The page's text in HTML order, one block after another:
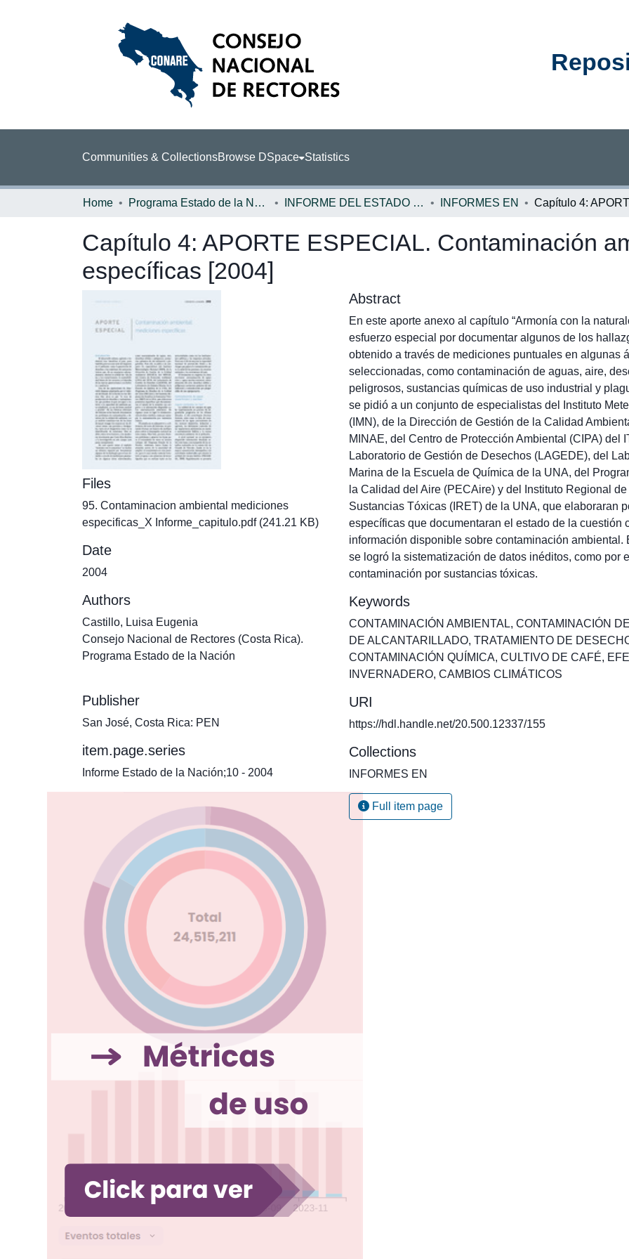
Communities & CollectionsBrowse DSpace Statistics
Home Programa Estado de la Nación (PEN) INFORME DEL ESTADO DE LA NACION INFORMES EN
Capítulo 4: APORTE ESPECIAL. Contaminación
específicas [2004]
Files
95. Contaminacion ambiental mediciones
especificas_X Informe_capitulo.pdf(241.21 KB)
Date
2004
Authors
Castillo, Luisa Eugenia
Consejo Nacional de Rectores (Costa Rica).
Programa Estado de la Nación
Publisher
San José, Costa Rica: PEN
item.page.series
Informe Estado de la Nación;10 - 2004
Abstract
En este aporte anexo al capítulo “Armonía con la
esfuerzo especial por documentar algunos de los
obtenido a través de mediciones puntuales en algunas
seleccionadas, como contaminación de aguas, aire,
peligrosos, sustancias químicas de uso industrial y
se pidió a un conjunto de especialistas del Instituto
(IMN), de la Dirección de Gestión de la Calidad
MINAE, del Centro de Protección Ambiental (CIPA) del
Laboratorio de Gestión de Desechos (LAGEDE), del
Marina de la Escuela de Química de la UNA, del
la Calidad del Aire (PECAire) y del Instituto Regional
Sustancias Tóxicas (IRET) de la UNA, que elaboraran
específicas que documentaran el estado de la cuestión
información disponible sobre contaminación ambiental.
se logró la sistematización de datos inéditos, como por
contaminación por sustancias tóxicas.
Keywords
CONTAMINACIÓN AMBIENTAL, CONTAMINACIÓN
DE ALCANTARILLADO, TRATAMIENTO DE
CONTAMINACIÓN QUÍMICA, CULTIVO DE CAFÉ,
INVERNADERO, CAMBIOS CLIMÁTICOS
URI
https://hdl.handle.net/20.500.12337/155
Collections
INFORMES EN
Full item page